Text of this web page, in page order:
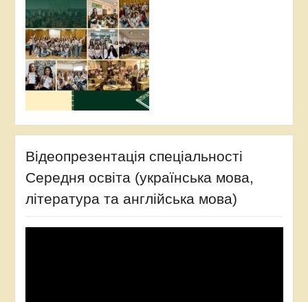
Відеопрезентація спеціальності
Середня освіта (українська мова,
література та англійська мова)